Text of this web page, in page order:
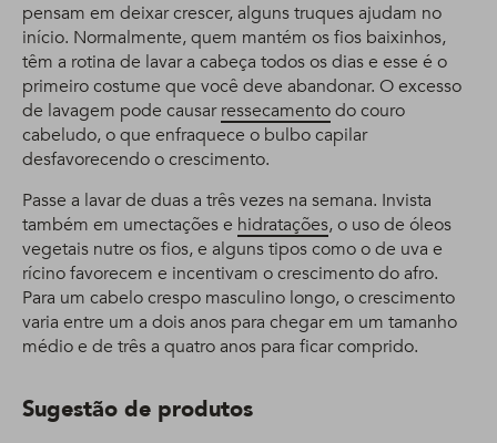
pensam em deixar crescer, alguns truques ajudam no
início. Normalmente, quem mantém os fios baixinhos,
têm a rotina de lavar a cabeça todos os dias e esse é o
primeiro costume que você deve abandonar. O excesso
de lavagem pode causarressecamentodo couro
cabeludo, o que enfraquece o bulbo capilar
desfavorecendo o crescimento.
Passe a lavar de duas a três vezes na semana. Invista
também em umectações e hidratações, o uso de óleos
vegetais nutre os fios, e alguns tipos como o de uva e
rícino favorecem e incentivam o crescimento do afro.
Para um cabelo crespo masculino longo, o crescimento
varia entre um a dois anos para chegar em um tamanho
médio e de três a quatro anos para ficar comprido.
Sugestão de produtos